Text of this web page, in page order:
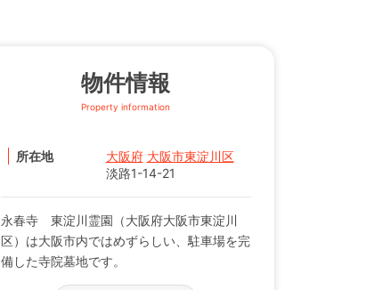
物件情報
Property information
所在地 大阪府 大阪市東淀川区
淡路1-14-21
永春寺 東淀川霊園（大阪府大阪市東淀川
区）は大阪市内ではめずらしい、駐車場を完
備した寺院墓地です。
阪急｢崇禅寺｣駅より徒歩5分、JR｢新大阪｣駅